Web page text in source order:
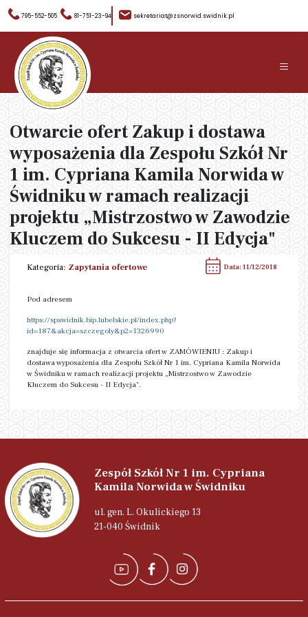
795-552-505 81-751-23-94 sekretariat@zsnorwid.swidnik.pl
≡
Otwarcie ofert Zakup i dostawa
wyposażenia dla Zespołu Szkół Nr
1 im. Cypriana Kamila Norwida w
Świdniku w ramach realizacji
projektu „Mistrzostwo w Zawodzie
Kluczem do Sukcesu - II Edycja"
Kategoria: Zapytania ofertowe Data: 11/12/2018
Pod adresem
https://spswidnik.bip.lubelskie.pl/index.php?
id=187&akcja=szczegoly&p2=1326990
znajduje się informacja z otwarcia ofert w ZAMÓWIENIU : Zakup i
dostawa wyposażenia dla Zespołu Szkół Nr 1 im. Cypriana Kamila Norwida
w Świdniku w ramach realizacji projektu „Mistrzostwo w Zawodzie
Kluczem do Sukcesu - II Edycja".
Zespół Szkół Nr 1 im. Cypriana
Kamila Norwida w Świdniku
ul. gen. L. Okulickiego 13
21-040 Świdnik